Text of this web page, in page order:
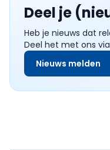
Deel je
Heb je nieuws dat
Deel het met ons
Nieuws melden